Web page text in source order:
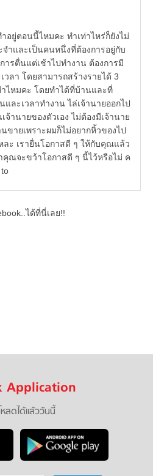
อยู่ตอนนี้ไหมคะ ทำเท่าไหร่ก็ยังไม่
ำและเป็นคนหนึ่งที่ต้องการอยู่กับ
ารตื่นแต่เช้าไปทำงาน ต้องการมี
วลา โดยสามารถสร้างรายได้ 3
หมคะ โดยทำได้ที่บ้านและที่
และเวลาทำงาน ไล่เจ้านายออกไป
านายของตัวเอง ไม่ต้องมีเจ้านาย
ขายเพราะผมก็ไม่อยากหิ้วของไป
ะ เรายื่นโอกาสดี ๆ ให้กับคุณแล้ว
ณจะขว้าโอกาสดี ๆ นี้ไว้หรือไม่ ค
ได้ที่นี่เลย!!
Application
ลดได้แล้ววันนี้